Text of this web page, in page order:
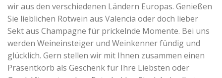
wir aus den verschiedenen Ländern Europas. Genießen
Sie lieblichen Rotwein aus Valencia oder doch lieber
Sekt aus Champagne für prickelnde Momente. Bei uns
werden Weineinsteiger und Weinkenner fündig und
glücklich. Gern stellen wir mit Ihnen zusammen einen
Präsentkorb als Geschenk für Ihre Liebsten oder